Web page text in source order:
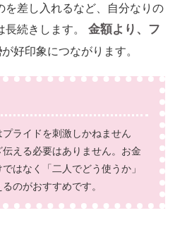
を差し入れるなど、自分なりの
続きします。
金額より、フ
が好印象につながります。
ライドを刺激しかねません
える必要はありません。お金
はなく「二人でどう使うか」
のがおすすめです。